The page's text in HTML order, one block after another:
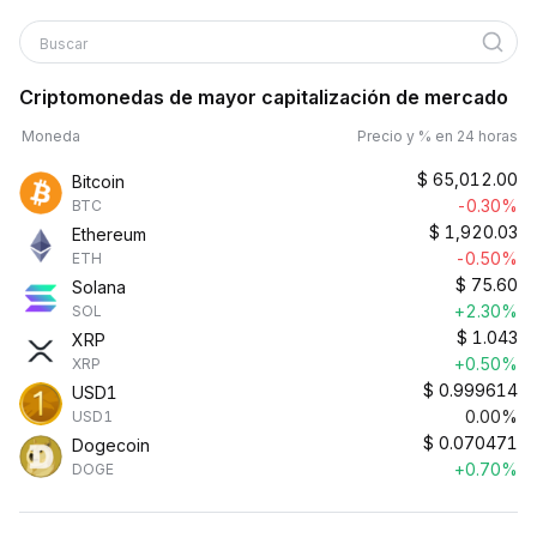
Buscar
Criptomonedas de mayor capitalización de mercado
Moneda Precio y % en 24 horas
Bitcoin
BTC
$ 65,012.00
-0.30%
Ethereum
ETH
$ 1,920.03
-0.50%
Solana
SOL
$ 75.60
+2.30%
XRP
XRP
$ 1.043
+0.50%
USD1
USD1
$ 0.999614
0.00%
Dogecoin
DOGE
$ 0.070471
+0.70%